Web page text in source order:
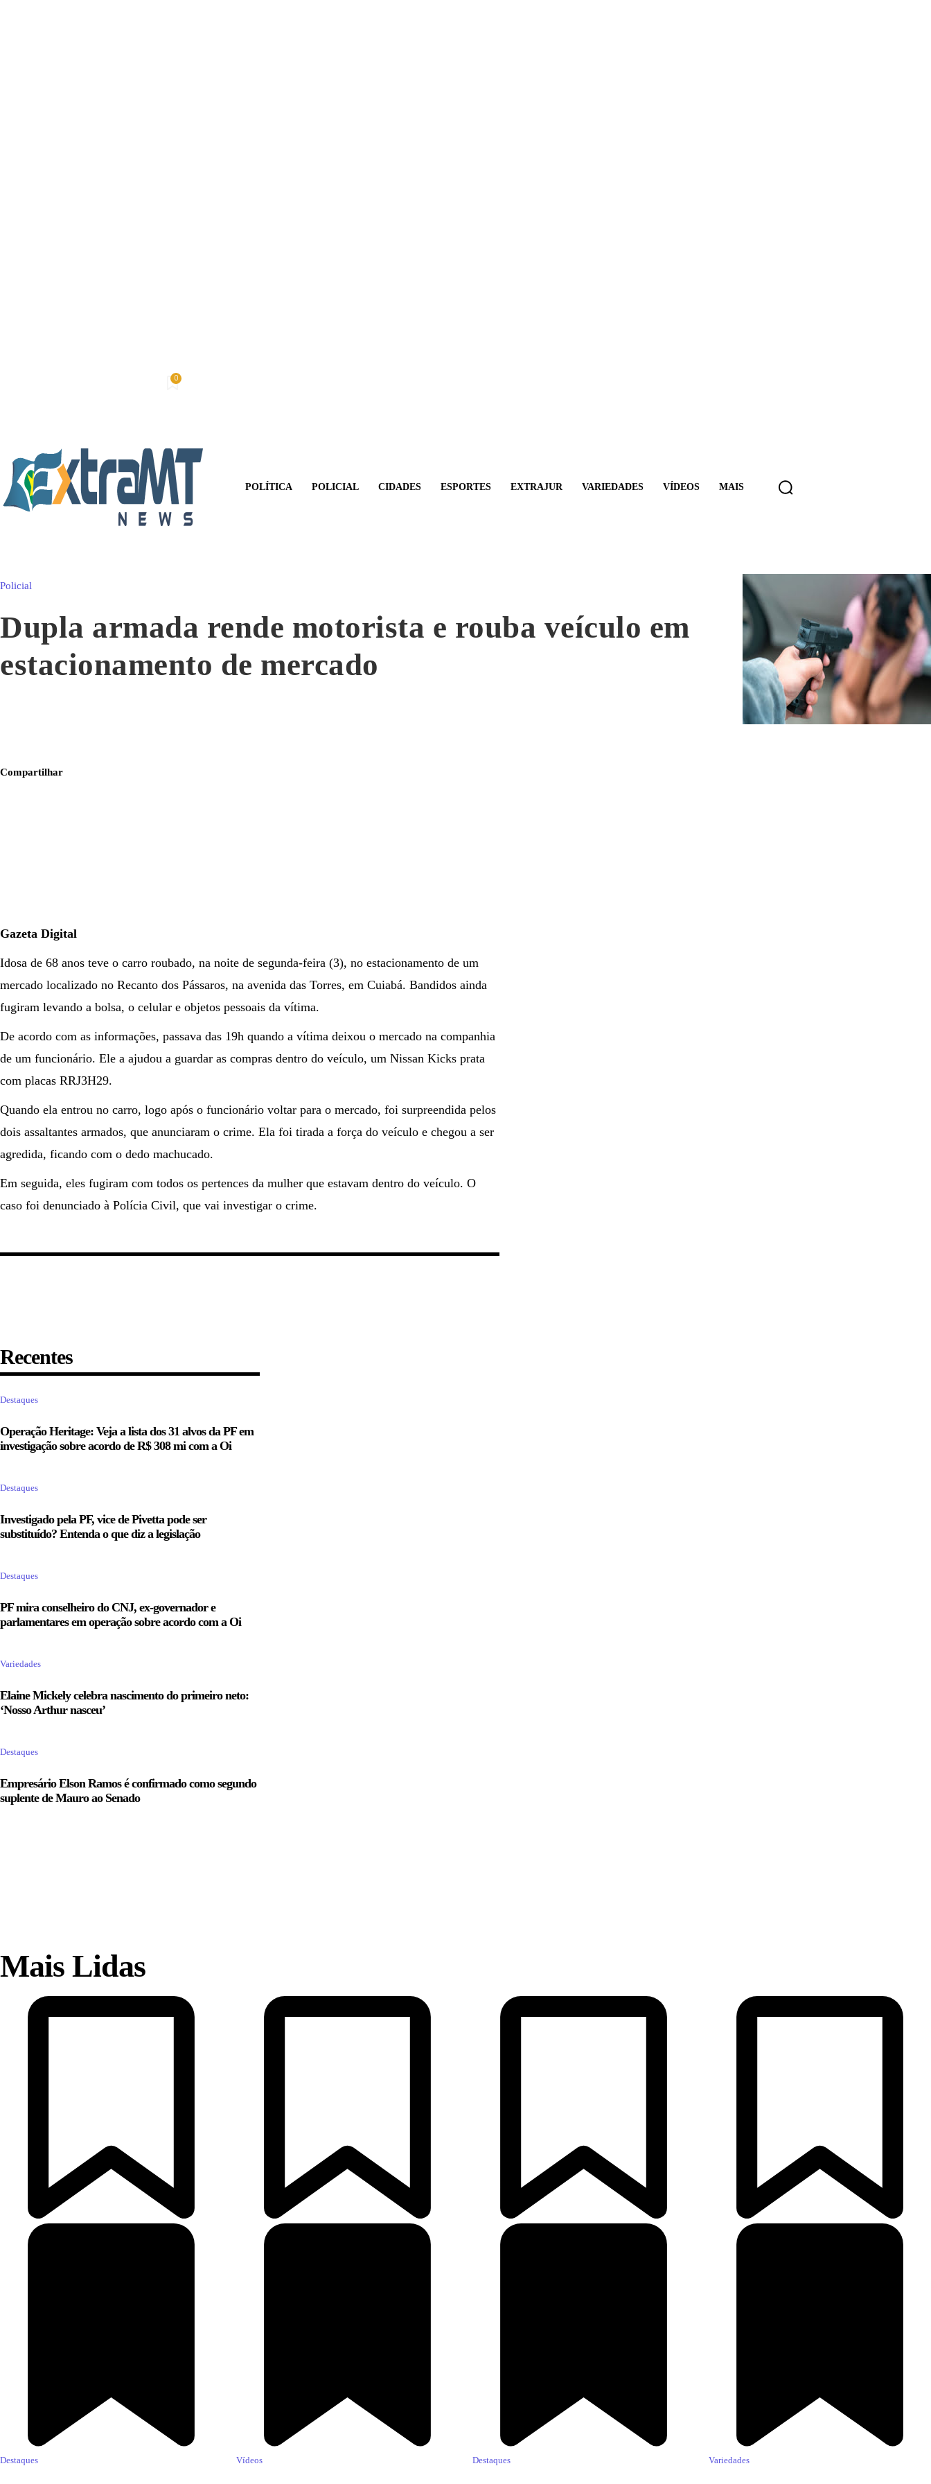
0
POLÍTICA POLICIAL CIDADES ESPORTES EXTRAJUR VARIEDADES VÍDEOS MAIS
Policial
Dupla armada rende motorista e rouba veículo em
estacionamento de mercado
Compartilhar
Gazeta Digital
Idosa de 68 anos teve o carro roubado, na noite de segunda-feira (3), no estacionamento de um
mercado localizado no Recanto dos Pássaros, na avenida das Torres, em Cuiabá. Bandidos ainda
fugiram levando a bolsa, o celular e objetos pessoais da vítima.
De acordo com as informações, passava das 19h quando a vítima deixou o mercado na companhia
de um funcionário. Ele a ajudou a guardar as compras dentro do veículo, um Nissan Kicks prata
com placas RRJ3H29.
Quando ela entrou no carro, logo após o funcionário voltar para o mercado, foi surpreendida pelos
dois assaltantes armados, que anunciaram o crime. Ela foi tirada a força do veículo e chegou a ser
agredida, ficando com o dedo machucado.
Em seguida, eles fugiram com todos os pertences da mulher que estavam dentro do veículo. O
caso foi denunciado à Polícia Civil, que vai investigar o crime.
Recentes
Destaques
Operação Heritage: Veja a lista dos 31 alvos da PF em
investigação sobre acordo de R$ 308 mi com a Oi
Destaques
Investigado pela PF, vice de Pivetta pode ser
substituído? Entenda o que diz a legislação
Destaques
PF mira conselheiro do CNJ, ex-governador e
parlamentares em operação sobre acordo com a Oi
Variedades
Elaine Mickely celebra nascimento do primeiro neto:
‘Nosso Arthur nasceu’
Destaques
Empresário Elson Ramos é confirmado como segundo
suplente de Mauro ao Senado
Mais Lidas
Destaques Vídeos Destaques Variedades